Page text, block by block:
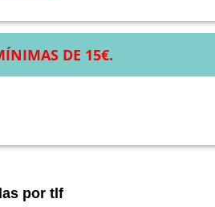
DE 15€.
por tlf